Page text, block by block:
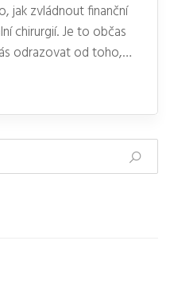
jak zvládnout finanční
chirurgií. Je to občas
odrazovat od toho,
tím nejlepším
několik tipů a rad,
léčby vypořádat. Věřte
toho, abychom se